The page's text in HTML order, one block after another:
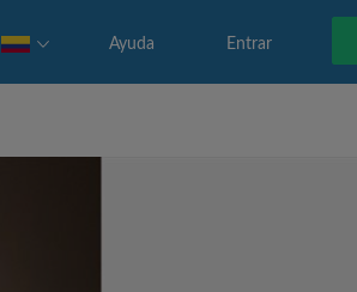
Entrar
Ayuda